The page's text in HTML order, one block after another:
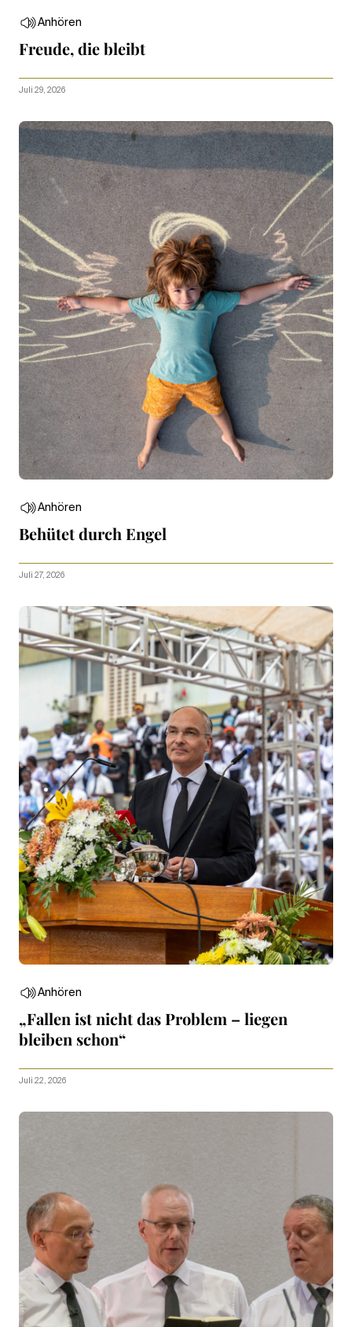
Anhören
Freude, die bleibt
Juli 29, 2026
Anhören
Behütet durch Engel
Juli 27, 2026
Anhören
„Fallen ist nicht das Problem – liegen
bleiben schon“
Juli 22, 2026